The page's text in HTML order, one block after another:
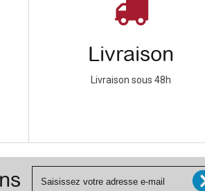
Livraison
Livraison sous 48h